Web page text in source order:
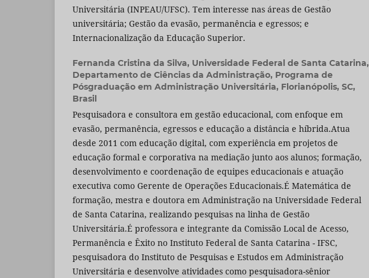
Universitária (INPEAU/UFSC). Tem interesse nas áreas de Gestão
universitária; Gestão da evasão, permanência e egressos; e
Internacionalização da Educação Superior.
Fernanda Cristina da Silva, Universidade Federal de Santa Catarina,
Departamento de Ciências da Administração, Programa de
Pósgraduação em Administração Universitária, Florianópolis, SC,
Brasil
Pesquisadora e consultora em gestão educacional, com enfoque em
evasão, permanência, egressos e educação a distância e híbrida.Atua
desde 2011 com educação digital, com experiência em projetos de
educação formal e corporativa na mediação junto aos alunos; formação,
desenvolvimento e coordenação de equipes educacionais e atuação
executiva como Gerente de Operações Educacionais.É Matemática de
formação, mestra e doutora em Administração na Universidade Federal
de Santa Catarina, realizando pesquisas na linha de Gestão
Universitária.É professora e integrante da Comissão Local de Acesso,
Permanência e Êxito no Instituto Federal de Santa Catarina - IFSC,
pesquisadora do Instituto de Pesquisas e Estudos em Administração
Universitária e desenvolve atividades como pesquisadora-sênior